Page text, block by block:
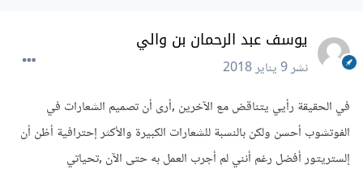
يوسف عبد الرحمان بن والي
نشر9 يناير 2018
في الحقيقة رأيي يتناقض مع الآخرين ,أرى أن تصميم الشعارات في
الفوتشوب أحسن ولكن بالنسبة للشعارات الكبيرة والأكثر إحترافية أظن أن
إلستريتور أفضل رغم أنني لم أجرب العمل به حتى الآن ,تحياتي